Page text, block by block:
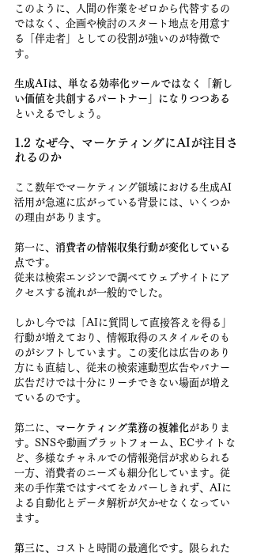
このように、人間の作業をゼロから代替するの
ではなく、企画や検討のスタート地点を用意す
る「伴走者」としての役割が強いのが特徴で
す。
生成AIは、単なる効率化ツールではなく「新し
い価値を共創するパートナー」になりつつある
といえるでしょう。
1.2 なぜ今、マーケティングにAIが注目さ
れるのか
ここ数年でマーケティング領域における生成AI
活用が急速に広がっている背景には、いくつか
の理由があります。
第一に、 消費者の情報収集行動が変化している
点です。
従来は検索エンジンで調べてウェブサイトにア
クセスする流れが一般的でした。
しかし今では「AIに質問して直接答えを得る」
行動が増えており、情報取得のスタイルそのも
のがシフトしています。この変化は広告のあり
方にも直結し、従来の検索連動型広告やバナー
広告だけでは十分にリーチできない場面が増え
ているのです。
第二に、 マーケティング業務の複雑化がありま
す。SNSや動画プラットフォーム、ECサイトな
ど、多様なチャネルでの情報発信が求められる
一方、消費者のニーズも細分化しています。従
来の手作業ではすべてをカバーしきれず、AIに
よる自動化とデータ解析が欠かせなくなってい
ます。
第三に、
コストと時間の最適化です。限られた